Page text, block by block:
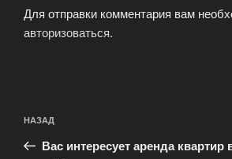
Для отправки комментария вам
авторизоваться.
по
записям
Предыдущая
запись:
НАЗАД
Вас интересует аренда